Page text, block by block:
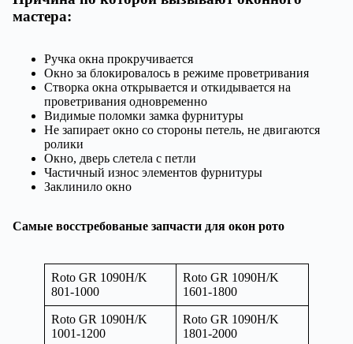
мастера:
Ручка окна прокручивается
Окно за блокировалось в режиме проветривания
Створка окна открывается и откидывается на
проветривания одновременно
Видимые поломки замка фурнитуры
Не запирает окно со стороны петель, не двигаются
ролики
Окно, дверь слетела с петли
Частичный износ элементов фурнитуры
Заклинило окно
Самые восстребованые запчасти для окон рото
Roto GR 1090H/K
801-1000
Roto GR 1090H/K
1601-1800
Roto GR 1090H/K
1001-1200
Roto GR 1090H/K
1801-2000